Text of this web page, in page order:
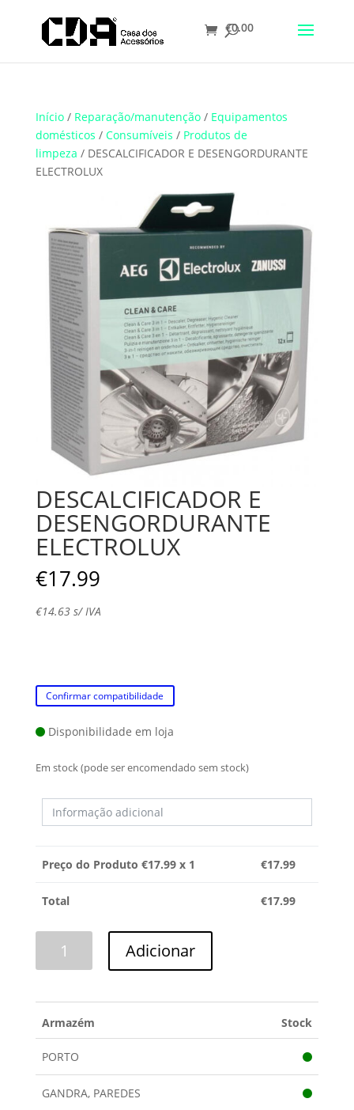
Translate
€0.00
Início/ Reparação/manutenção/ Equipamentos
domésticos / Consumíveis / Produtos de
limpeza / DESCALCIFICADOR E DESENGORDURANTE
ELECTROLUX
DESCALCIFICADOR E
DESENGORDURANTE
ELECTROLUX
€17.99
€14.63s/ IVA
Confirmar compatibilidade
Disponibilidade em loja
Em stock (pode ser encomendado sem stock)
Preço do Produto €17.99 x 1 €17.99
Total €17.99
DESCALCIFICADOR
ELECTROLUX
Adicionar
Armazém Stock
PORTO
GANDRA, PAREDES